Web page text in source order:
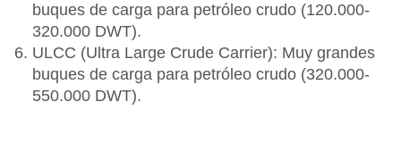
buques de carga para petróleo crudo (120.000-
320.000 DWT).
ULCC (Ultra Large Crude Carrier): Muy grandes
buques de carga para petróleo crudo (320.000-
550.000 DWT).